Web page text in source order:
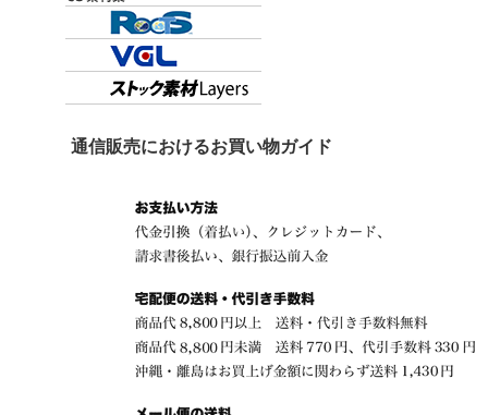
通信販売におけるお買い物ガイド